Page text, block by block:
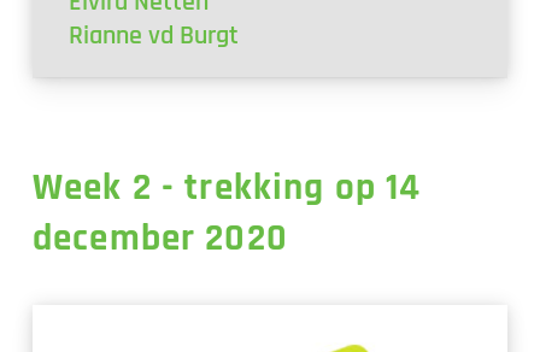
Rianne vd Burgt
Week 2 - trekking op 14
december 2020